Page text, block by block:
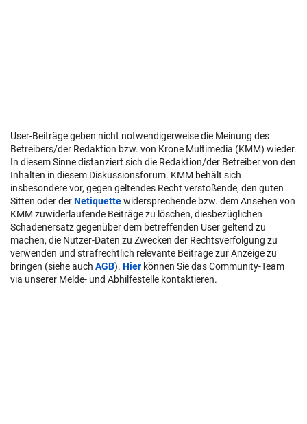
User-Beiträge geben nicht notwendigerweise die Meinung des
Betreibers/der Redaktion bzw. von Krone Multimedia (KMM) wieder.
In diesem Sinne distanziert sich die Redaktion/der Betreiber von den
Inhalten in diesem Diskussionsforum. KMM behält sich
insbesondere vor, gegen geltendes Recht verstoßende, den guten
Sitten oder derNetiquettewidersprechende bzw. dem Ansehen von
KMM zuwiderlaufende Beiträge zu löschen, diesbezüglichen
Schadenersatz gegenüber dem betreffenden User geltend zu
machen, die Nutzer-Daten zu Zwecken der Rechtsverfolgung zu
verwenden und strafrechtlich relevante Beiträge zur Anzeige zu
bringen (siehe auch AGB). Hier können Sie das Community-Team
via unserer Melde- und Abhilfestelle kontaktieren.